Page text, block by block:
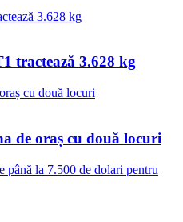
tractează 3.628 kg
de oraș cu două locuri